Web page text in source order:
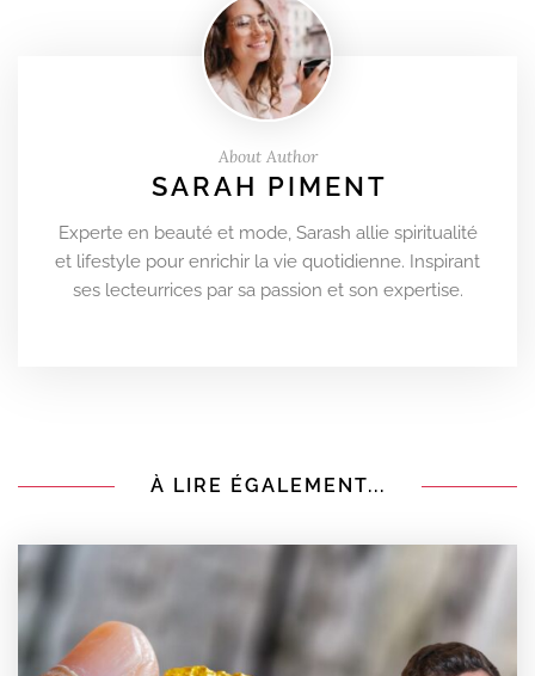
About Author
SARAH PIMENT
Experte en beauté et mode, Sarash allie spiritualité
et lifestyle pour enrichir la vie quotidienne. Inspirant
ses lecteurrices par sa passion et son expertise.
À LIRE ÉGALEMENT...